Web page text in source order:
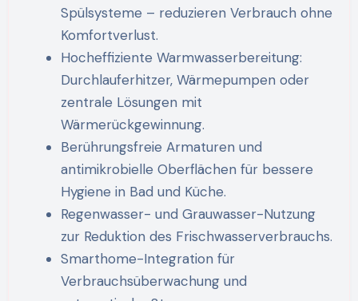
Spülsysteme – reduzieren Verbrauch ohne
Komfortverlust.
Hocheffiziente Warmwasserbereitung:
Durchlauferhitzer, Wärmepumpen oder
zentrale Lösungen mit
Wärmerückgewinnung.
Berührungsfreie Armaturen und
antimikrobielle Oberflächen für bessere
Hygiene in Bad und Küche.
Regenwasser- und Grauwasser-Nutzung
zur Reduktion des Frischwasserverbrauchs.
Smarthome-Integration für
Verbrauchsüberwachung und